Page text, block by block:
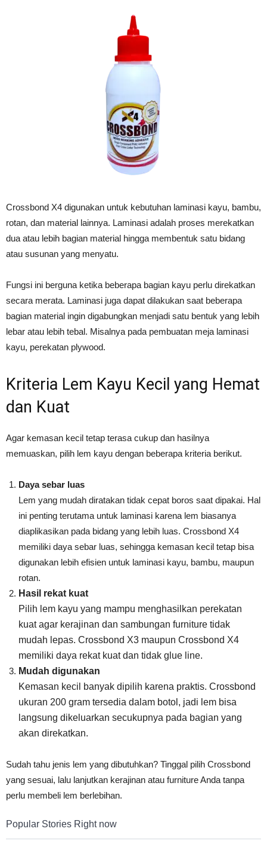
Crossbond X4 digunakan untuk kebutuhan laminasi kayu, bambu,
rotan, dan material lainnya. Laminasi adalah proses merekatkan
dua atau lebih bagian material hingga membentuk satu bidang
atau susunan yang menyatu.
Fungsi ini berguna ketika beberapa bagian kayu perlu direkatkan
secara merata. Laminasi juga dapat dilakukan saat beberapa
bagian material ingin digabungkan menjadi satu bentuk yang lebih
lebar atau lebih tebal. Misalnya pada pembuatan meja laminasi
kayu, perekatan plywood.
Kriteria Lem Kayu Kecil yang Hemat
dan Kuat
Agar kemasan kecil tetap terasa cukup dan hasilnya
memuaskan, pilih lem kayu dengan beberapa kriteria berikut.
Daya sebar luas
Lem yang mudah diratakan tidak cepat boros saat dipakai. Hal
ini penting terutama untuk laminasi karena lem biasanya
diaplikasikan pada bidang yang lebih luas. Crossbond X4
memiliki daya sebar luas, sehingga kemasan kecil tetap bisa
digunakan lebih efisien untuk laminasi kayu, bambu, maupun
rotan.
Hasil rekat kuat
Pilih lem kayu yang mampu menghasilkan perekatan
kuat agar kerajinan dan sambungan furniture tidak
mudah lepas. Crossbond X3 maupun Crossbond X4
memiliki daya rekat kuat dan tidak glue line.
Mudah digunakan
Kemasan kecil banyak dipilih karena praktis. Crossbond
ukuran 200 gram tersedia dalam botol, jadi lem bisa
langsung dikeluarkan secukupnya pada bagian yang
akan direkatkan.
Sudah tahu jenis lem yang dibutuhkan? Tinggal pilih Crossbond
yang sesuai, lalu lanjutkan kerajinan atau furniture Anda tanpa
perlu membeli lem berlebihan.
Popular Stories Right now